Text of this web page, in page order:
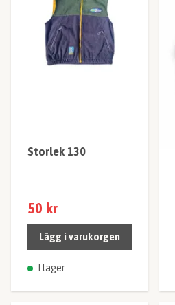
Storlek 130
50 kr
Lägg i varukorgen
I lager